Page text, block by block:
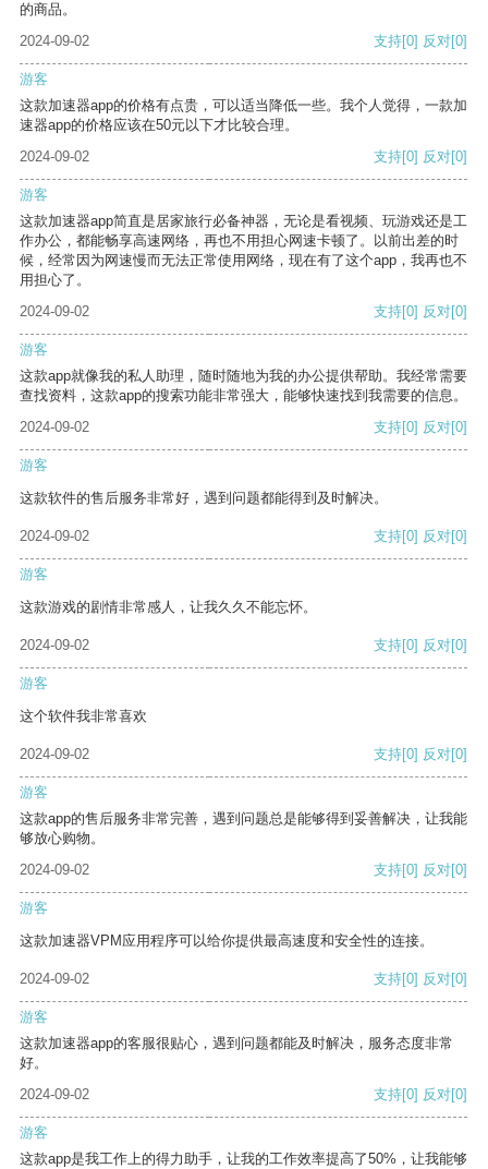
的商品。
2024-09-02
支持[0] 反对[0]
游客
这款加速器app的价格有点贵，可以适当降低一些。我个人觉得，一款加
速器app的价格应该在50元以下才比较合理。
2024-09-02
支持[0] 反对[0]
游客
这款加速器app简直是居家旅行必备神器，无论是看视频、玩游戏还是工
作办公，都能畅享高速网络，再也不用担心网速卡顿了。以前出差的时
候，经常因为网速慢而无法正常使用网络，现在有了这个app，我再也不
用担心了。
2024-09-02
支持[0] 反对[0]
游客
这款app就像我的私人助理，随时随地为我的办公提供帮助。我经常需要
查找资料，这款app的搜索功能非常强大，能够快速找到我需要的信息。
2024-09-02
支持[0] 反对[0]
游客
这款软件的售后服务非常好，遇到问题都能得到及时解决。
2024-09-02 支持[0] 反对[0]
游客
这款游戏的剧情非常感人，让我久久不能忘怀。
2024-09-02 支持[0] 反对[0]
游客
这个软件我非常喜欢
2024-09-02 支持[0] 反对[0]
游客
这款app的售后服务非常完善，遇到问题总是能够得到妥善解决，让我能
够放心购物。
2024-09-02
支持[0] 反对[0]
游客
这款加速器VPM应用程序可以给你提供最高速度和安全性的连接。
2024-09-02 支持[0] 反对[0]
游客
这款加速器app的客服很贴心，遇到问题都能及时解决，服务态度非常
好。
2024-09-02
支持[0] 反对[0]
游客
这款app是我工作上的得力助手，让我的工作效率提高了50%，让我能够